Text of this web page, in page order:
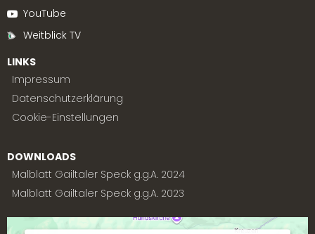
YouTube
Weitblick TV
LINKS
Impressum
Datenschutzerklärung
Cookie-Einstellungen
DOWNLOADS
Malblatt Gailtaler Speck g.g.A. 2024
Malblatt Gailtaler Speck g.g.A. 2023